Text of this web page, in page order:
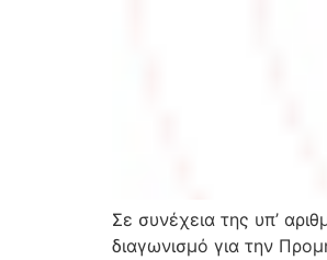
Σε συνέχεια της υπ’
διαγωνισμό για την